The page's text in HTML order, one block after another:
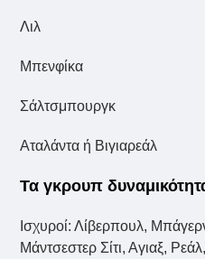
Λιλ
Μπενφίκα
Σάλτσμπουργκ
Αταλάντα ή Βιγιαρεάλ
Τα γκρουπ
Ισχυροί: Λίβερπουλ,
Μάντσεστερ Σίτι, Αγιαξ,